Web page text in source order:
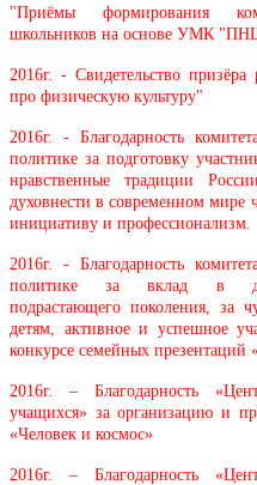
"Приёмы формирования
школьников на основе УМК
2016г. - Свидетельство
про физическую культуру"
2016г. - Благодарность
политике за подготовку
нравственные традиции
духовнести в современном мире
инициативу и профессионализм.
2016г. - Благодарность
политике за вклад в
подрастающего поколения, за
детям, активное и успешное
конкурсе семейных презентаций
2016г. – Благодарность
учащихся» за организацию и
«Человек и космос»
2016г. – Благодарность